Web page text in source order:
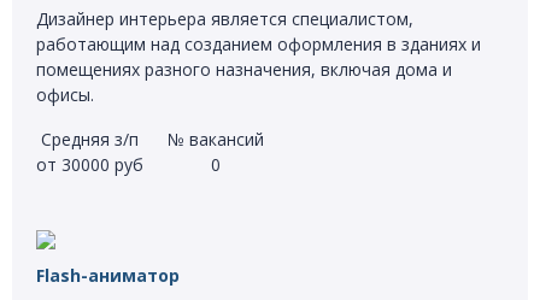
Дизайнер интерьера является специалистом,
работающим над созданием оформления в зданиях и
помещениях разного назначения, включая дома и
офисы.
Средняя з/п
от 30000 руб
№ вакансий
0
Flash-аниматор